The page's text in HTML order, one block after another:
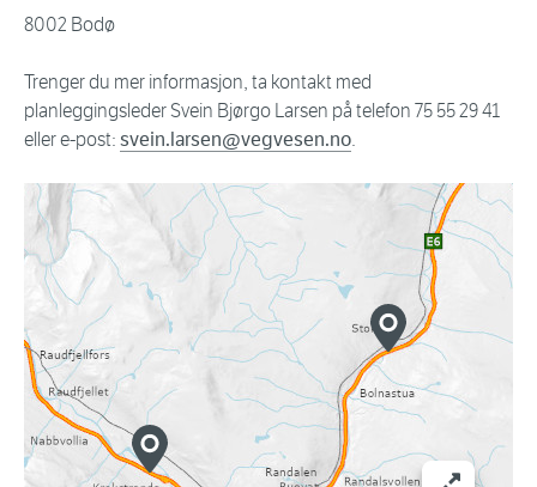
8002 Bodø
Trenger du mer informasjon, ta kontakt med
planleggingsleder Svein Bjørgo Larsen på telefon 75 55 29 41
eller e-post: svein.larsen@vegvesen.no.